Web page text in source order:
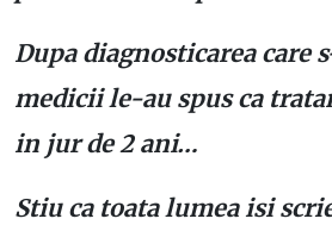
Dupa diagnosticarea care
medicii le-au spus ca
in jur de 2 ani…
Stiu ca toata lumea isi